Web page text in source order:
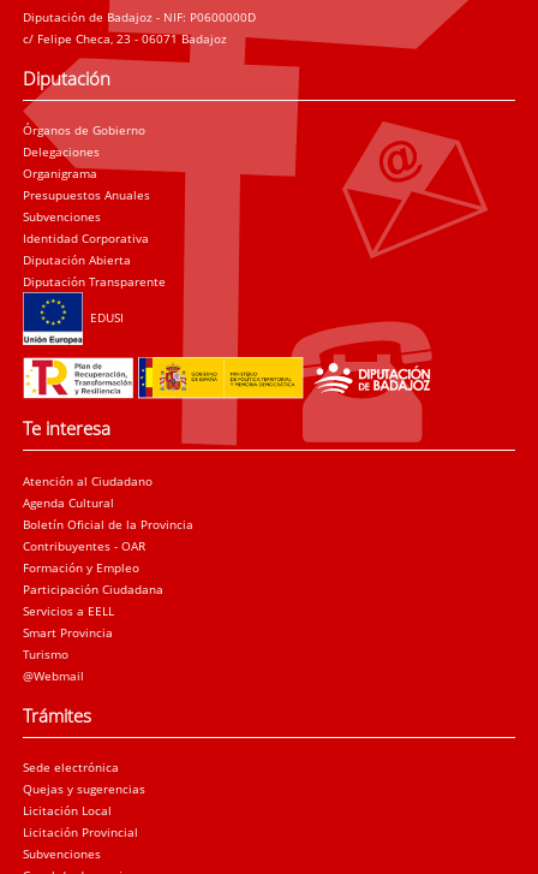
Diputación de Badajoz - NIF: P0600000D
c/ Felipe Checa, 23 - 06071 Badajoz
Diputación
Órganos de Gobierno
Delegaciones
Organigrama
Presupuestos Anuales
Subvenciones
Identidad Corporativa
Diputación Abierta
Diputación Transparente
EDUSI
Te interesa
Atención al Ciudadano
Agenda Cultural
Boletín Oficial de la Provincia
Contribuyentes - OAR
Formación y Empleo
Participación Ciudadana
Servicios a EELL
Smart Provincia
Turismo
@Webmail
Trámites
Sede electrónica
Quejas y sugerencias
Licitación Local
Licitación Provincial
Subvenciones